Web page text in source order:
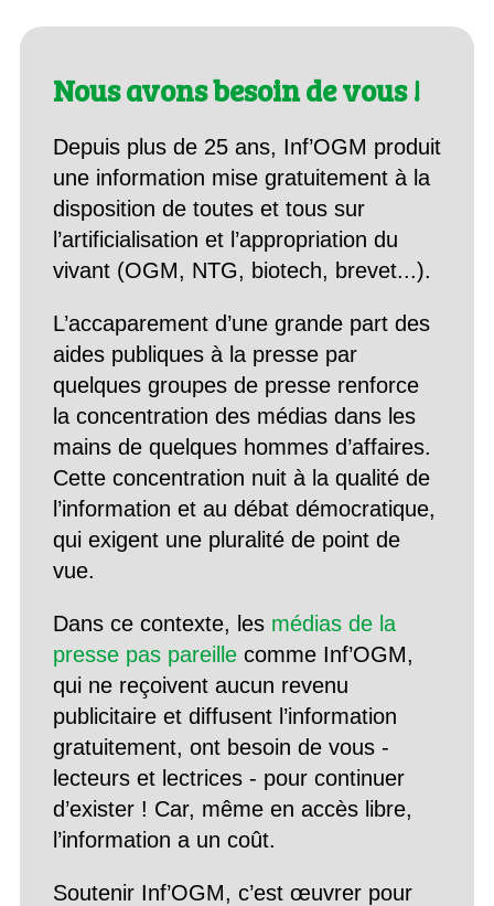
Nous avons besoin de vous !
Depuis plus de 25 ans, Inf’OGM produit
une information mise gratuitement à la
disposition de toutes et tous sur
l’artificialisation et l’appropriation du
vivant (OGM, NTG, biotech, brevet...).
L’accaparement d’une grande part des
aides publiques à la presse par
quelques groupes de presse renforce
la concentration des médias dans les
mains de quelques hommes d’affaires.
Cette concentration nuit à la qualité de
l’information et au débat démocratique,
qui exigent une pluralité de point de
vue.
Dans ce contexte, les médias de la
presse pas pareillecomme Inf’OGM,
qui ne reçoivent aucun revenu
publicitaire et diffusent l’information
gratuitement, ont besoin de vous -
lecteurs et lectrices - pour continuer
d’exister ! Car, même en accès libre,
l’information a un coût.
Soutenir Inf’OGM, c’est œuvrer pour